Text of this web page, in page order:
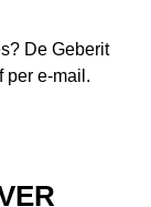
De Geberit
per e-mail.